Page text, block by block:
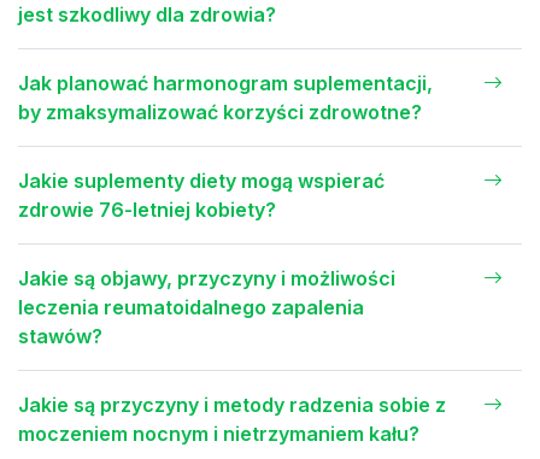
jest szkodliwy dla zdrowia?
Jak planować harmonogram suplementacji,
by zmaksymalizować korzyści zdrowotne?
Jakie suplementy diety mogą wspierać
zdrowie 76-letniej kobiety?
Jakie są objawy, przyczyny i możliwości
leczenia reumatoidalnego zapalenia
stawów?
Jakie są przyczyny i metody radzenia sobie z
moczeniem nocnym i nietrzymaniem kału?